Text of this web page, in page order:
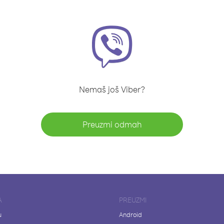
Nemaš još Viber?
Preuzmi odmah
PREUZMI
Android